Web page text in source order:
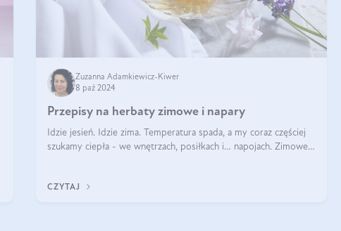
Zuzanna Adamkiewicz-Kiwer
8 paź 2024
Przepisy na herbaty zimowe i napary
Idzie jesień. Idzie zima. Temperatura spada, a my coraz częściej
szukamy ciepła - we wnętrzach, posiłkach i… napojach. Zimowe
CZYTAJ